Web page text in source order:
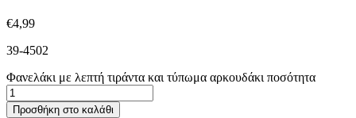
€4,99
39-4502
Φανελάκι με λεπτή τιράντα και τύπωμα αρκουδάκι ποσότητα
Προσθήκη στο καλάθι